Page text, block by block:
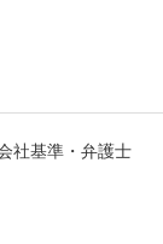
社基準・弁護士